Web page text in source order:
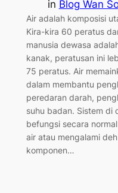
in Blog Wan
Air adalah komposisi
Kira-kira 60 peratus
manusia dewasa
kanak, peratusan ini
75 peratus. Air
dalam membantu
peredaran darah,
suhu badan. Sistem di
befungsi secara
air atau mengalami
komponen…